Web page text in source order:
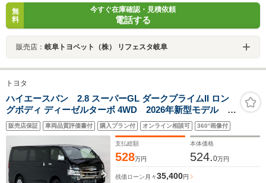
無
料
今すぐ在庫確認・見積依頼
電話する
販売店： 岐阜トヨペット（株） リフェスタ岐阜
トヨタ
ハイエースバン 2.8 スーパーGL ダークプライムII ロン
グボディ ディーゼルターボ 4WD 2026年新型モデル 専
用8インチコネクトナビ HDMI入力端子 パノラミック
ビューモニター デジタルインナーミラー 両側パワー
スライドドア シートヒーター プロジェクター式LED
ヘッド 専用スカッフプレート
販売店保証 車両品質評価書付 購入プラン付 オンライン相談可 360°画像付
支払総額
528万円
本体価格
524.0万円
残価ローン 月々35,400円